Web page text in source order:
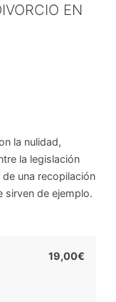
EN
la nulidad,
la legislación
una recopilación
sirven de ejemplo.
19,00€